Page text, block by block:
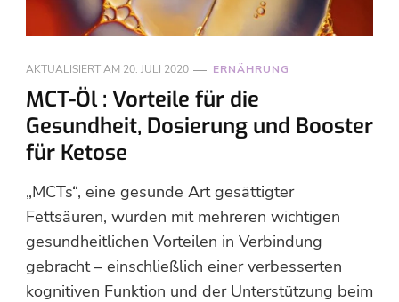
AKTUALISIERT AM 20. JULI 2020 ERNÄHRUNG
MCT-Öl : Vorteile für die
Gesundheit, Dosierung und Booster
für Ketose
„MCTs“, eine gesunde Art gesättigter
Fettsäuren, wurden mit mehreren wichtigen
gesundheitlichen Vorteilen in Verbindung
gebracht – einschließlich einer verbesserten
kognitiven Funktion und der Unterstützung beim